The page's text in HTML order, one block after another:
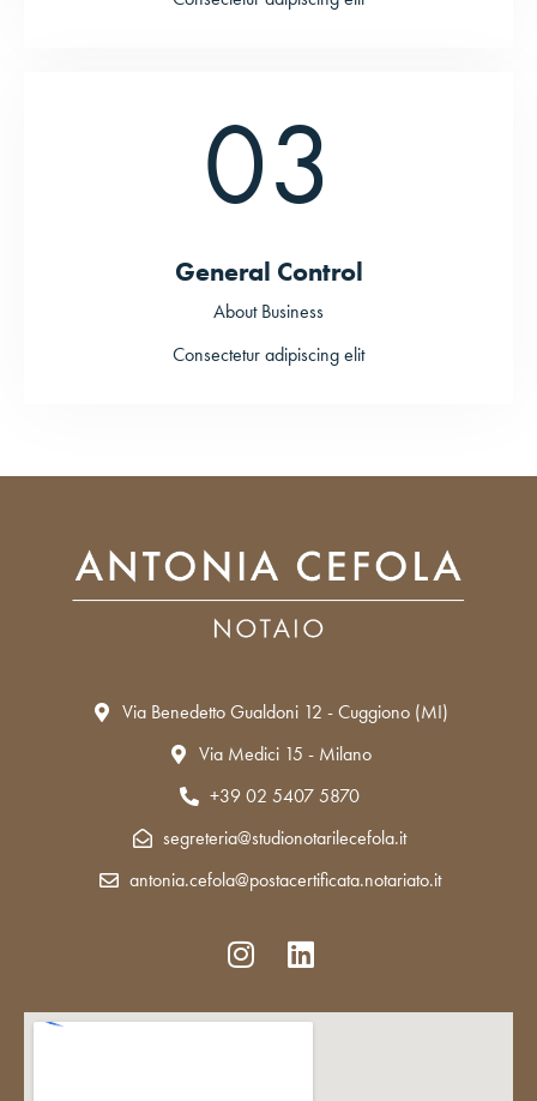
03
General Control
About Business
Consectetur adipiscing elit
Via Benedetto Gualdoni 12 - Cuggiono (MI)
Via Medici 15 - Milano
+39 02 5407 5870
segreteria@studionotarilecefola.it
antonia.cefola@postacertificata.notariato.it